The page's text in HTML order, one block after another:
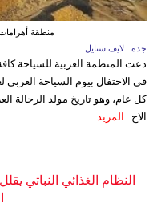
منطقة
جدة ـ لايف ستايل
دعت المنظمة العربية للسياحة
كل عام، وهو تاريخ مولد الرحالة
الاح... المزيد
النظام الغذائي النباتي